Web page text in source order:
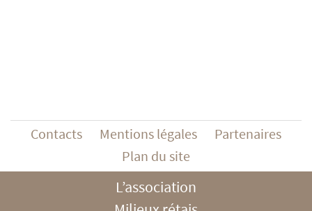
Contacts Mentions légales
Partenaires
Plan du site
L’association